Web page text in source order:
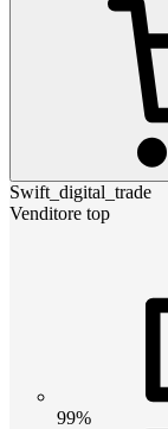
Swift_digital_trade
Venditore top
99%